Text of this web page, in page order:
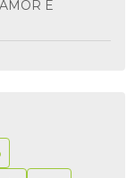
IDADE